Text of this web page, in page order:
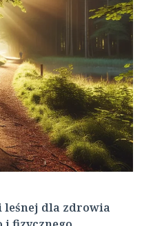
leśnej dla zdrowia